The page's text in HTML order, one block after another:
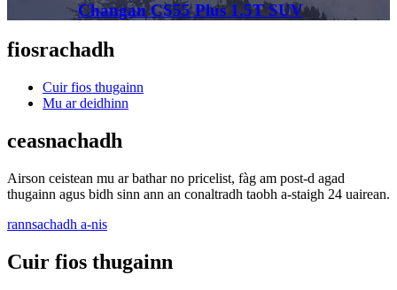
Changan CS55 Plus 1.5T SUV
fiosrachadh
Cuir fios thugainn
Mu ar deidhinn
ceasnachadh
Airson ceistean mu ar bathar no pricelist, fàg am post-d agad
thugainn agus bidh sinn ann an conaltradh taobh a-staigh 24 uairean.
rannsachadh a-nis
Cuir fios thugainn